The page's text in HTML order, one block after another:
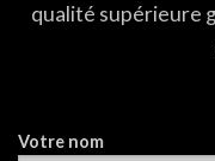
qualité supérieure
Votre nom